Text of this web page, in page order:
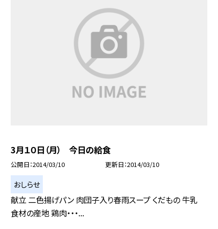
3月１０日（月） 今日の給食
公開日 2014/03/10 更新日 2014/03/10
おしらせ
献立 二色揚げパン 肉団子入り春雨スープ くだもの 牛乳
食材の産地 鶏肉・・・...